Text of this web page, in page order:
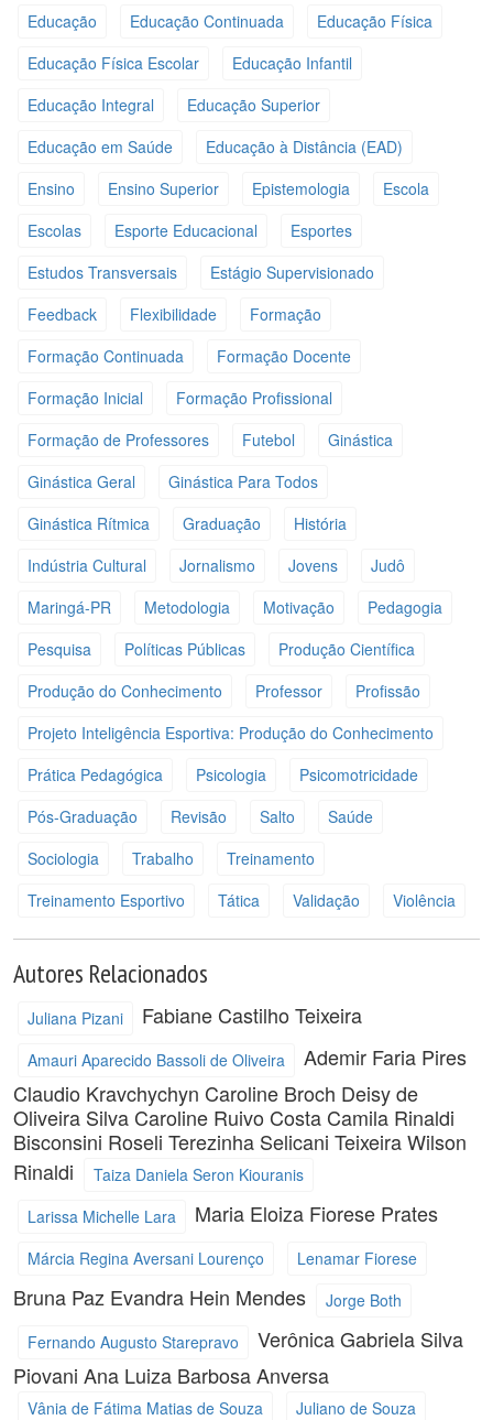
Educação
Educação Continuada
Educação Física
Educação Física Escolar
Educação Infantil
Educação Integral
Educação Superior
Educação em Saúde
Educação à Distância (EAD)
Ensino
Ensino Superior Epistemologia
Escola
Escolas
Esporte Educacional
Esportes
Estudos Transversais
Estágio Supervisionado
Feedback
Flexibilidade
Formação
Formação Continuada
Formação Docente
Formação Inicial
Formação Profissional
Formação de Professores
Futebol
Ginástica
Ginástica Geral
Ginástica Para Todos
Ginástica Rítmica
Graduação
História
Indústria Cultural
Jornalismo Jovens
Judô
Maringá-PR
Metodologia Motivação
Pedagogia
Pesquisa
Políticas Públicas
Produção Científica
Produção do Conhecimento
Professor
Profissão
Projeto Inteligência Esportiva: Produção do Conhecimento
Prática Pedagógica
Psicologia
Psicomotricidade
Pós-Graduação
Revisão Salto
Saúde
Sociologia
Trabalho
Treinamento
Treinamento Esportivo
Tática Validação Violência
Autores Relacionados
Juliana Pizani Fabiane Castilho Teixeira
Amauri Aparecido Bassoli de Oliveira
Ademir Faria Pires
Claudio Kravchychyn Caroline Broch Deisy de
Oliveira Silva Caroline Ruivo Costa Camila Rinaldi
Bisconsini Roseli Terezinha Selicani TeixeiraWilson
Rinaldi
Taiza Daniela Seron Kiouranis
Larissa Michelle Lara
Maria Eloiza Fiorese Prates
Márcia Regina Aversani Lourenço Lenamar Fiorese
Bruna Paz Evandra Hein Mendes
Jorge Both
Fernando Augusto Starepravo
Verônica Gabriela Silva
Piovani Ana Luiza Barbosa Anversa
Vânia de Fátima Matias de Souza Juliano de Souza